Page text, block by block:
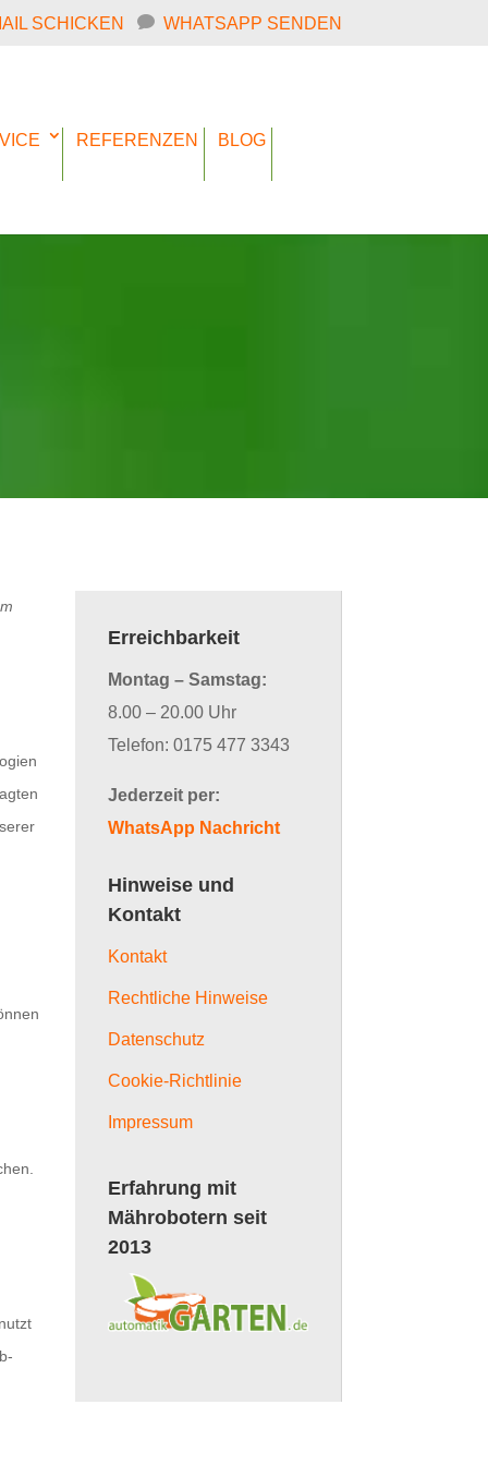
SCHICKEN WHATSAPP SENDEN
REFERENZEN BLOG
Erreichbarkeit
Montag – Samstag:
8.00 – 20.00 Uhr
Telefon: 0175 477 3343
Jederzeit per:
WhatsApp Nachricht
Hinweise und
Kontakt
Kontakt
Rechtliche Hinweise
Datenschutz
Cookie-Richtlinie
Impressum
Erfahrung mit
Mährobotern seit
2013